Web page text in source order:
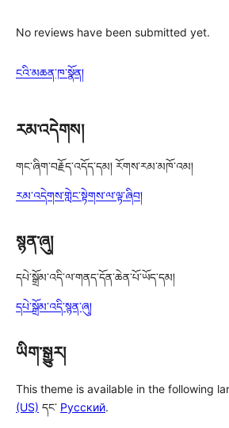
No reviews have been submitted yet.
ངའི་མཆན་ཁ་སྣོན།
རམ་འདེགས།
གང་ཞིག་བརྗོད་འདོད་དམ། རོགས་རམ་མཁོ་འམ།
རམ་འདེགས་གླེང་སྟེགས་ལ་ལྟ་ཞིབ།
སྙན་ཞུ།
དཔེ་སྒྲོམ་འདི་ལ་གནད་དོན་ཆེན་པོ་ཡོད་དམ།
དཔེ་སྒྲོམ་འདི་སྙན་ཞུ།
ཡིག་སྒྱུར།
This theme is available in the following
(US) དང་ Русский.